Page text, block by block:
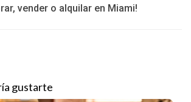
en gran medida del tipo específico y
vender o alquilar en Miami!
gustarte